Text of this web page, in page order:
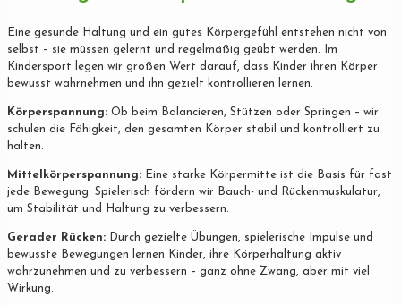
Eine gesunde Haltung und ein gutes Körpergefühl entstehen nicht von
selbst – sie müssen gelernt und regelmäßig geübt werden. Im
Kindersport legen wir großen Wert darauf, dass Kinder ihren Körper
bewusst wahrnehmen und ihn gezielt kontrollieren lernen.
Körperspannung: Ob beim Balancieren, Stützen oder Springen – wir
schulen die Fähigkeit, den gesamten Körper stabil und kontrolliert zu
halten.
Mittelkörperspannung: Eine starke Körpermitte ist die Basis für fast
jede Bewegung. Spielerisch fördern wir Bauch- und Rückenmuskulatur,
um Stabilität und Haltung zu verbessern.
Gerader Rücken: Durch gezielte Übungen, spielerische Impulse und
bewusste Bewegungen lernen Kinder, ihre Körperhaltung aktiv
wahrzunehmen und zu verbessern – ganz ohne Zwang, aber mit viel
Wirkung.